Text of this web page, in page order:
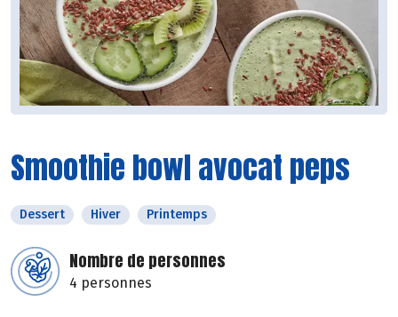
Smoothie bowl avocat peps
Dessert Hiver Printemps
Nombre de personnes
4 personnes